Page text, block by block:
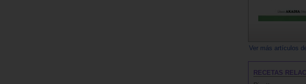
Ver más artículos
RECETAS